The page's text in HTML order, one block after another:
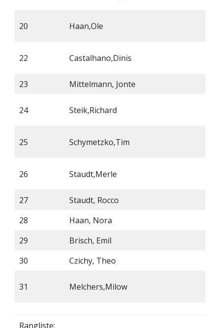
20 Haan,Ole
22 Castalhano,Dinis
23 Mittelmann, Jonte
24 Steik,Richard
25 Schymetzko,Tim
26 Staudt,Merle
27
Staudt, Rocco
28
Haan, Nora
29
Brisch, Emil
30
Czichy, Theo
31 Melchers,Milow
Rangliste: